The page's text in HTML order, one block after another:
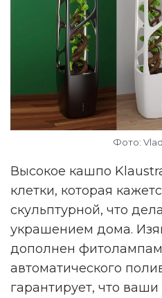
Фото:
Высокое кашпо
клетки, которая
скульптурной, что
украшением дома.
дополнен
автоматического
гарантирует, что ваши